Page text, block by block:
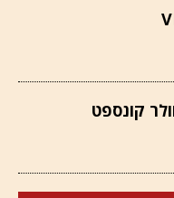
קונספט